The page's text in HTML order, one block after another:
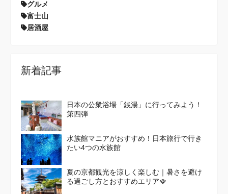
グルメ
富士山
居酒屋
新着記事
日本の公衆浴場「銭湯」に行ってみよう！
第四弾
水族館マニアがおすすめ！日本旅行で行き
たい4つの水族館
夏の京都観光を涼しく楽しむ｜暑さを避け
る過ごし方とおすすめエリア🪭